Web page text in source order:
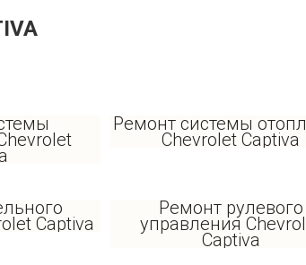
Ремонт системы
Chevrolet Captiva
Captiva
Ремонт рулевого
управления
Captiva